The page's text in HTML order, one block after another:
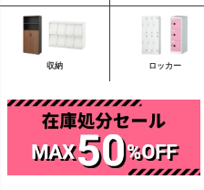
収納 ロッカー